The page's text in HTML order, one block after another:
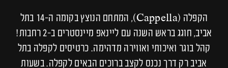
הקפלה (Cappella), המתחם הנוצץ בקומה ה-14 בתל
אביב, חוגג בראש השנה עם ליינאפ מיינסטרים ב-2 רחבות!
קהל בוגר ואיכותי ואווירה מדהימה. כרטיסים לקפלה בתל
אביב רק דרך נכנס לקצב ברוכים הבאים לקפלה. בשעות